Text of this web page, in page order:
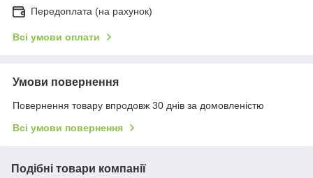
Передоплата (на рахунок)
Всі умови оплати
Умови повернення
Повернення товару впродовж 30 днів за домовленістю
Всі умови повернення
Подібні товари компанії